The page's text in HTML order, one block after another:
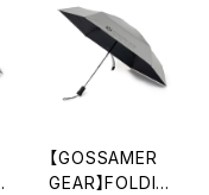
【GOSSAMER
GEAR】FOLDIN